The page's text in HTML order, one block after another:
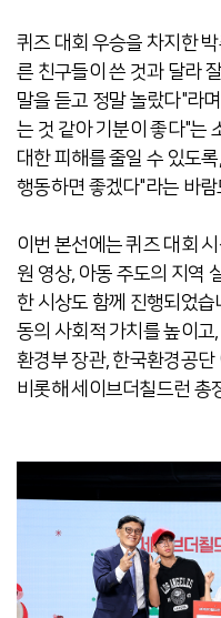
퀴즈 대회 우승을 차지한
른 친구들이 쓴 것과 달라
말을 듣고 정말 놀랐다"라
는 것 같아 기분이 좋다"는
대한 피해를 줄일 수 있도
행동하면 좋겠다"라는 바람
이번 본선에는 퀴즈 대회
원 영상, 아동 주도의 지역
한 시상도 함께 진행되었
동의 사회적 가치를 높이고
환경부 장관, 한국환경공
비롯해 세이브더칠드런 총